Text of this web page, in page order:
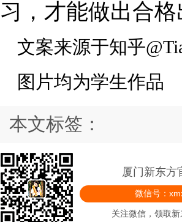
习，才能做出合
文案来源于知乎
图片均为学生作品
本文标签：
厦门新东方
微信号：
关注微信，领取